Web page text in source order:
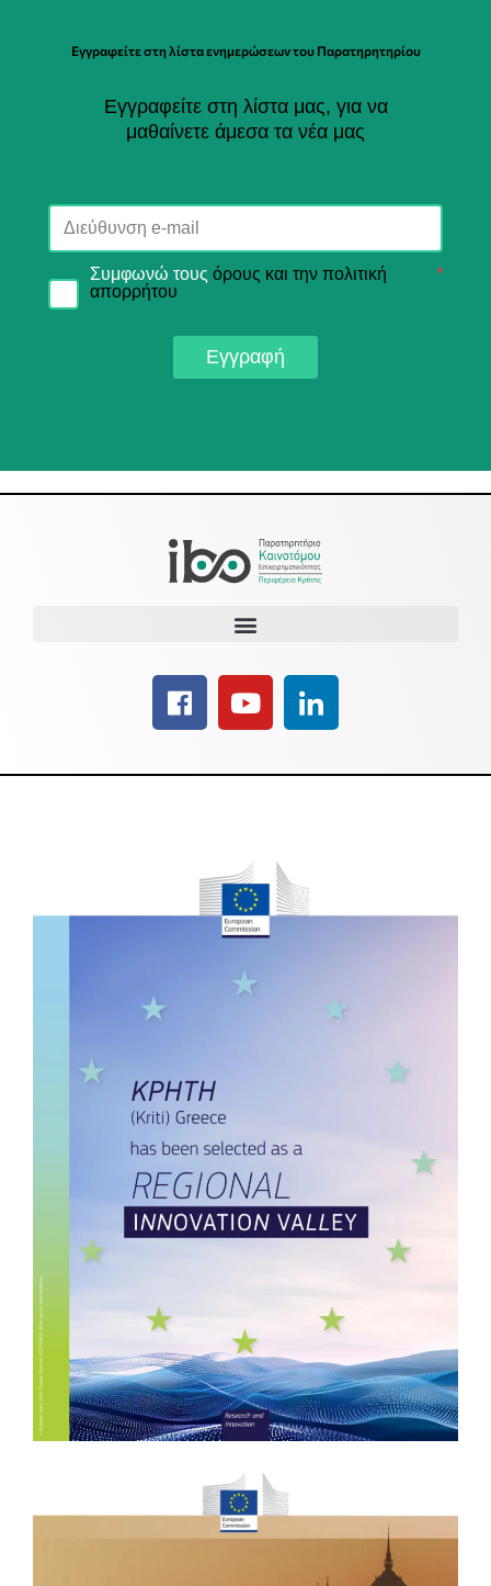
Εγγραφείτε στη λίστα ενημερώσεων του Παρατηρητηρίου
Εγγραφείτε στη λίστα μας, για να
μαθαίνετε άμεσα τα νέα μας
Συμφωνώ τους όρους και την πολιτική
απορρήτου
*
Εγγραφή